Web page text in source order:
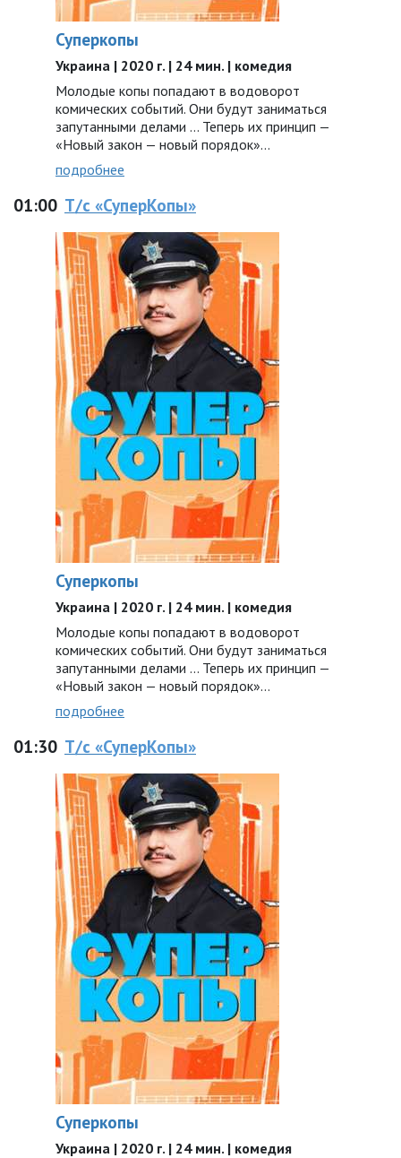
Суперкопы
Украина | 2020 г. | 24 мин. | комедия
Молодые копы попадают в водоворот
комических событий. Они будут заниматься
запутанными делами ... Теперь их принцип —
«Новый закон — новый порядок»…
подробнее
01:00 Т/с «СуперКопы»
Суперкопы
Украина | 2020 г. | 24 мин. | комедия
Молодые копы попадают в водоворот
комических событий. Они будут заниматься
запутанными делами ... Теперь их принцип —
«Новый закон — новый порядок»…
подробнее
01:30 Т/с «СуперКопы»
Суперкопы
Украина | 2020 г. | 24 мин. | комедия